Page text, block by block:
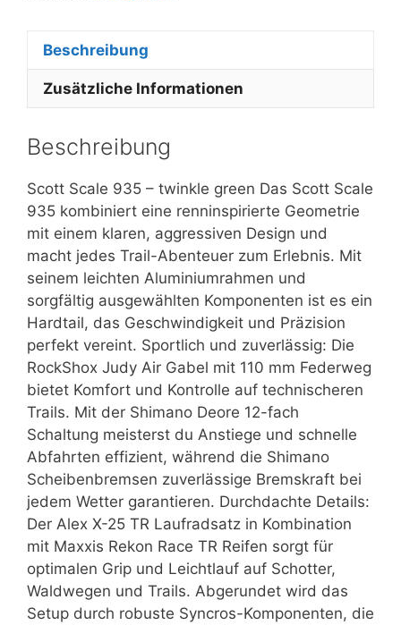
Beschreibung
Zusätzliche Informationen
Beschreibung
Scott Scale 935 – twinkle green Das Scott Scale
935 kombiniert eine renninspirierte Geometrie
mit einem klaren, aggressiven Design und
macht jedes Trail-Abenteuer zum Erlebnis. Mit
seinem leichten Aluminiumrahmen und
sorgfältig ausgewählten Komponenten ist es ein
Hardtail, das Geschwindigkeit und Präzision
perfekt vereint. Sportlich und zuverlässig: Die
RockShox Judy Air Gabel mit 110 mm Federweg
bietet Komfort und Kontrolle auf technischeren
Trails. Mit der Shimano Deore 12-fach
Schaltung meisterst du Anstiege und schnelle
Abfahrten effizient, während die Shimano
Scheibenbremsen zuverlässige Bremskraft bei
jedem Wetter garantieren. Durchdachte Details:
Der Alex X-25 TR Laufradsatz in Kombination
mit Maxxis Rekon Race TR Reifen sorgt für
optimalen Grip und Leichtlauf auf Schotter,
Waldwegen und Trails. Abgerundet wird das
Setup durch robuste Syncros-Komponenten, die